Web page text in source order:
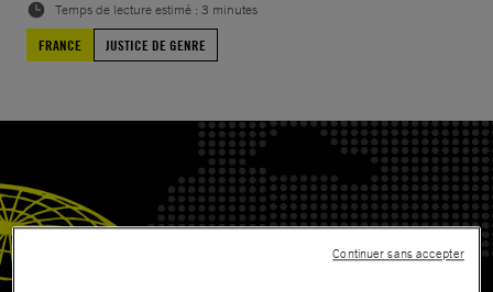
Temps de lecture estimé : 3 minutes
FRANCE
JUSTICE DE GENRE
Continuer sans accepter